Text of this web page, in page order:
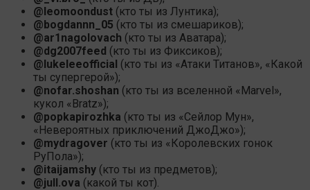
@leomoondust (кто ты из Лунтика);
@bogdannn_05 (кто ты из смешариков);
@ar1nagolovach (кто ты из Аватара);
@dg2007feed (кто ты из Фиксиков);
@lukeleeofficial (кто ты из «Атаки Титанов», «Какой
ты супергерой»);
@nofar.shoshan (кто ты из вселенной «Marvel»,
кукол «Bratz»);
@popkapirozhka (кто ты из «Сейлор Мун»,
«Невероятных приключений ДжоДжо»);
@mydragover (кто ты из «Королевских гонок
РуПола»);
@itaijamshy (кто ты из предметов);
@jull.ova (какой ты кот).